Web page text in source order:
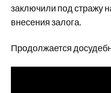
заключили под стражу
внесения залога.
Продолжается